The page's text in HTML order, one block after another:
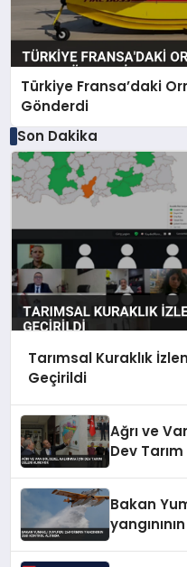
Türkiye Fransa’daki
Gönderdi
Son Dakika
Tarımsal Kuraklık
Geçirildi
Ağrı ve
Dev
Bakan